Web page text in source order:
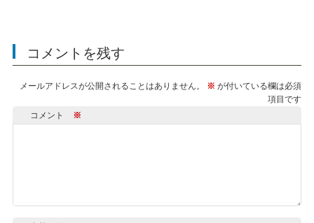
コメントを残す
メールアドレスが公開されることはありません。 ※ が付いている欄は必須
項目です
コメント ※